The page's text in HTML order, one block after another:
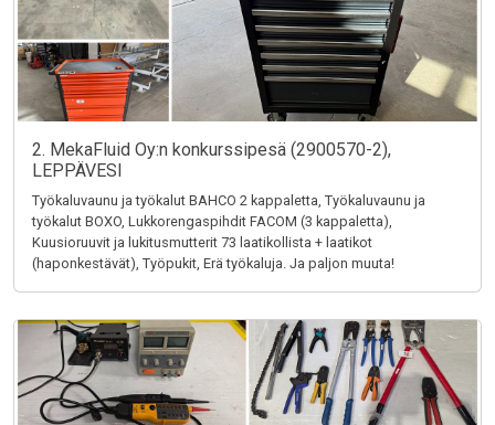
2. MekaFluid Oy:n konkurssipesä (2900570-2),
LEPPÄVESI
Työkaluvaunu ja työkalut BAHCO 2 kappaletta, Työkaluvaunu ja
työkalut BOXO, Lukkorengaspihdit FACOM (3 kappaletta),
Kuusioruuvit ja lukitusmutterit 73 laatikollista + laatikot
(haponkestävät), Työpukit, Erä työkaluja. Ja paljon muuta!